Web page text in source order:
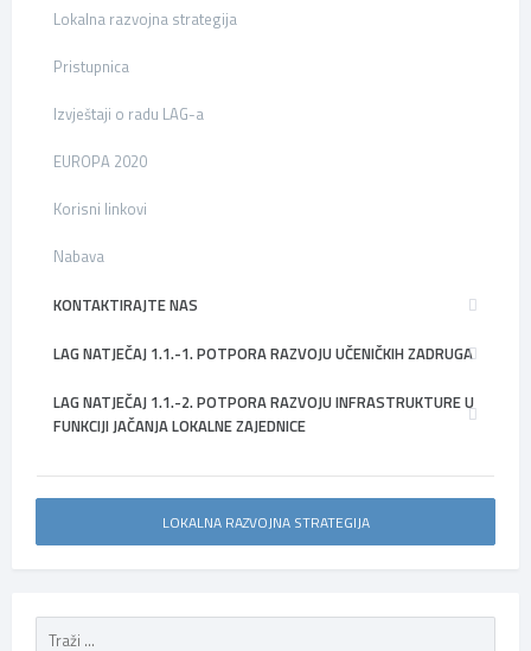
Lokalna razvojna strategija
Pristupnica
Izvještaji o radu LAG-a
EUROPA 2020
Korisni linkovi
Nabava
KONTAKTIRAJTE NAS
LAG NATJEČAJ 1.1.-1. POTPORA RAZVOJU UČENIČKIH ZADRUGA
LAG NATJEČAJ 1.1.-2. POTPORA RAZVOJU INFRASTRUKTURE U
FUNKCIJI JAČANJA LOKALNE ZAJEDNICE
LOKALNA RAZVOJNA STRATEGIJA